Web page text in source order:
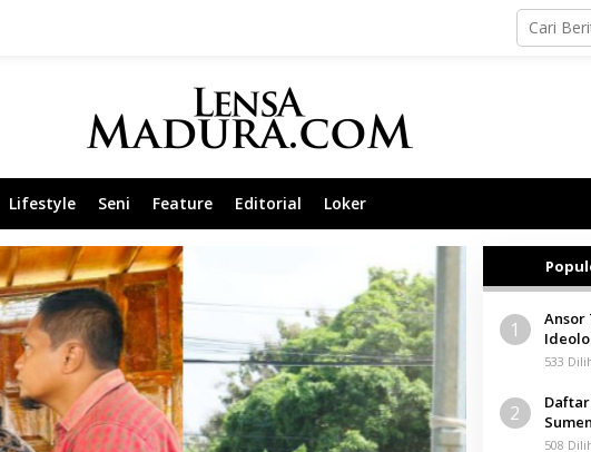
Lifestyle Seni Feature Editorial Loker
1
Ansor
533
2
Tegal,
508